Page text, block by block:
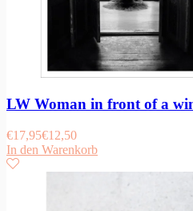
LW Woman in front of a
€17,95€12,50
In den Warenkorb